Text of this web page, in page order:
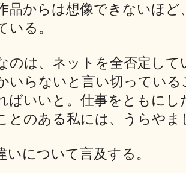
品からは想像できないほど
いる。
のは、ネットを全否定して
いらないと言い切っている
ばいいと。仕事をともにし
とのある私には、うらやま
いについて言及する。